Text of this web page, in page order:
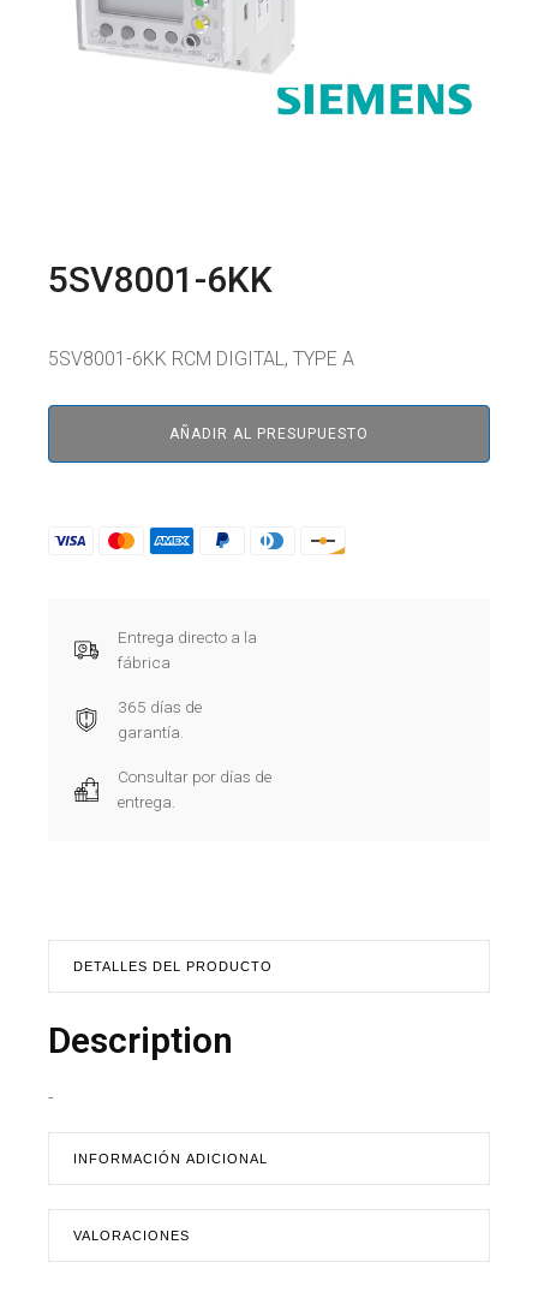
5SV8001-6KK
5SV8001-6KK RCM DIGITAL, TYPE A
AÑADIR AL PRESUPUESTO
Entrega directo a la
fábrica
365 días de
garantía.
Consultar por días de
entrega.
DETALLES DEL PRODUCTO
Description
-
INFORMACIÓN ADICIONAL
VALORACIONES